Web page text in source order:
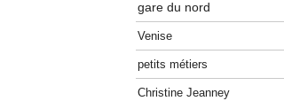
gare du nord
Venise
petits métiers
Christine Jeanney